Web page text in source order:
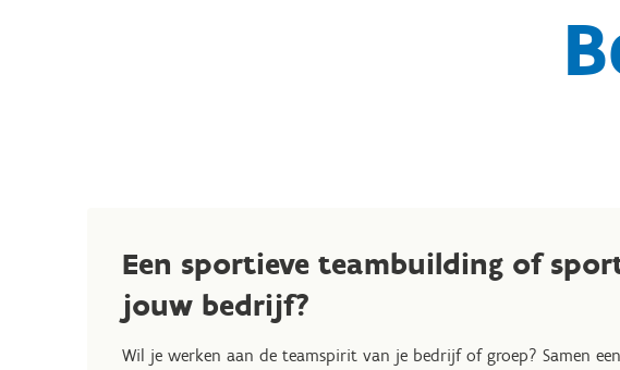
Een sportieve teambuilding of
jouw bedrijf?
Wil je werken aan de teamspirit van je bedrijf of groep? Samen